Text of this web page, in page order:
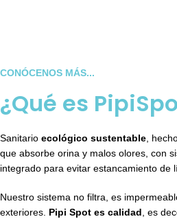
CONÓCENOS MÁS...
¿Qué es
Sanitario ecológico sustentable ,
que absorbe orina y malos olores, con
integrado para evitar estancamiento de
Nuestro sistema no filtra, es
exteriores. Pipi Spot es calidad , es